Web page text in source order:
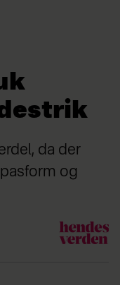
da der
og